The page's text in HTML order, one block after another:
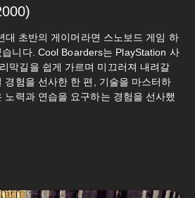
대 초반의 게이머라면 스노보드 게임 하
니다. Cool Boarders는 PlayStation 사
막길을 쉽게 가르며 미끄러져 내려갈
경험을 선사한 한 편, 기술을 마스터하
노력과 연습을 요구하는 경험을 선사했